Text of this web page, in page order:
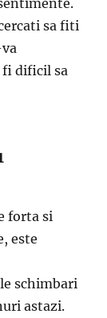
sa fiti
fi dificil sa
forta si
este
schimbari
astazi.